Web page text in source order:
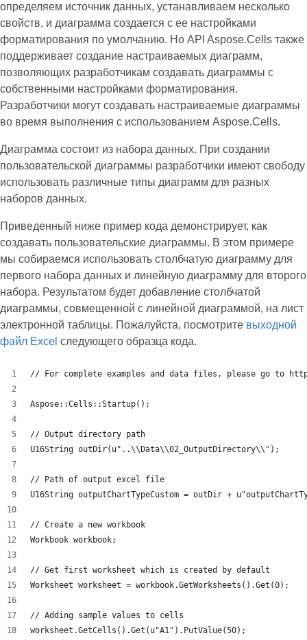
определяем источник данных, устанавливаем несколько
свойств, и диаграмма создается с ее настройками
форматирования по умолчанию. Но API Aspose.Cells также
поддерживает создание настраиваемых диаграмм,
позволяющих разработчикам создавать диаграммы с
собственными настройками форматирования.
Разработчики могут создавать настраиваемые диаграммы
во время выполнения с использованием Aspose.Cells.
Диаграмма состоит из набора данных. При создании
пользовательской диаграммы разработчики имеют свободу
использовать различные типы диаграмм для разных
наборов данных.
Приведенный ниже пример кода демонстрирует, как
создавать пользовательские диаграммы. В этом примере
мы собираемся использовать столбчатую диаграмму для
первого набора данных и линейную диаграмму для второго
набора. Результатом будет добавление столбчатой
диаграммы, совмещенной с линейной диаграммой, на лист
электронной таблицы. Пожалуйста, посмотрите выходной
файл Excel следующего образца кода.
// For complete examples and data files, please go to
Aspose::Cells::Startup();
// Output directory path
U16String outDir(u"..\\Data\\02_OutputDirectory\\");
// Path of output excel file
U16String outputChartTypeCustom = outDir +
// Create a new workbook
Workbook workbook;
// Get first worksheet which is created by default
Worksheet worksheet = workbook.GetWorksheets().Get(0);
// Adding sample values to cells
worksheet.GetCells().Get(u"A1").PutValue(50);